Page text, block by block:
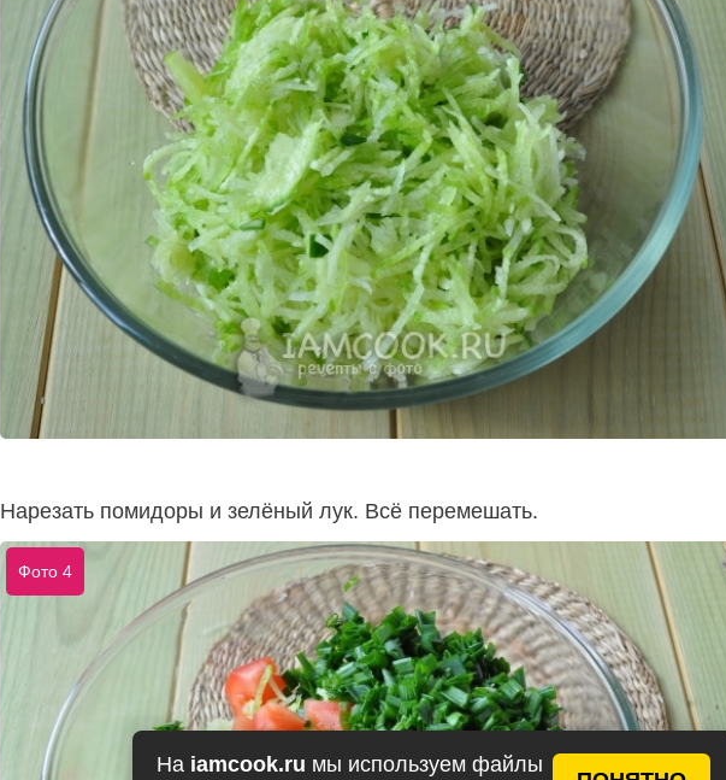
На iamcook.ru мы используем файлы
Нарезать помидоры и зелёный лук. Всё перемешать.
Фото 4